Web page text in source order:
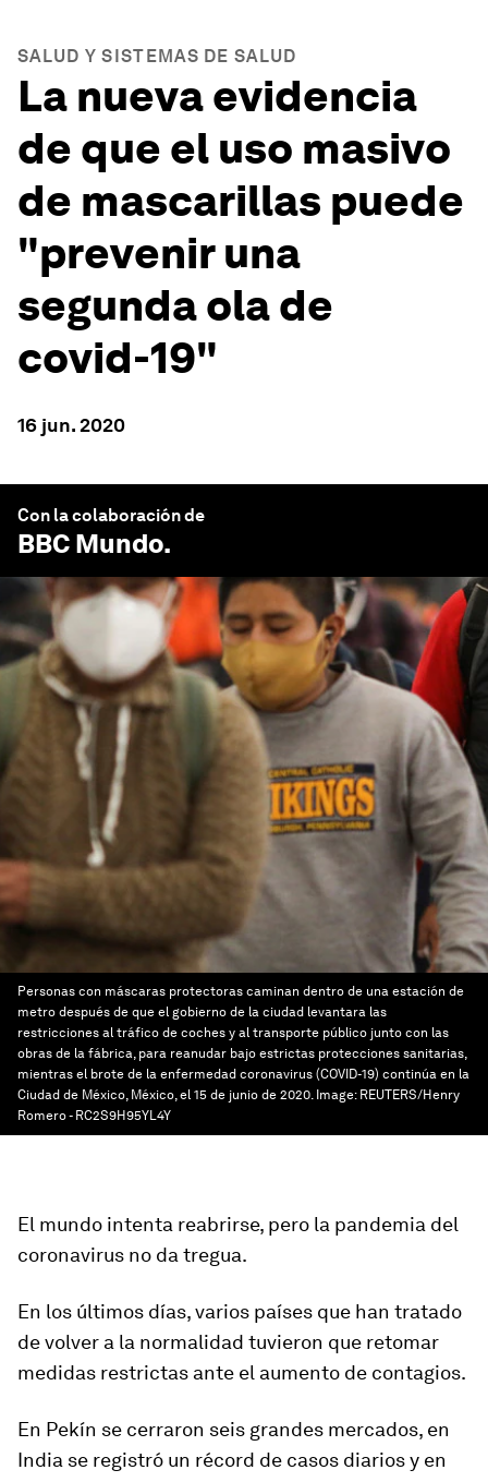
SALUD Y SISTEMAS DE SALUD
La nueva evidencia
de que el uso masivo
de mascarillas puede
"prevenir una
segunda ola de
covid-19"
16 jun. 2020
Con la colaboración de
BBC Mundo.
Personas con máscaras protectoras caminan dentro de una estación de
metro después de que el gobierno de la ciudad levantara las
restricciones al tráfico de coches y al transporte público junto con las
obras de la fábrica, para reanudar bajo estrictas protecciones sanitarias,
mientras el brote de la enfermedad coronavirus (COVID-19) continúa en la
Ciudad de México, México, el 15 de junio de 2020. Image: REUTERS/Henry
Romero - RC2S9H95YL4Y
El mundo intenta reabrirse, pero la pandemia del
coronavirus no da tregua.
En los últimos días, varios países que han tratado
de volver a la normalidad tuvieron que retomar
medidas restrictas ante el aumento de contagios.
En Pekín se cerraron seis grandes mercados, en
India se registró un récord de casos diariosy en